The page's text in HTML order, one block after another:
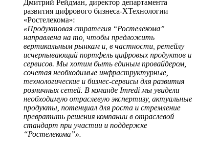
Дмитрий Рейдман, директор департамента
развития цифрового бизнеса-ХТехнологии
«Ростелекома»:
«Продуктовая стратегия “Ростелекома”
направлена на то, чтобы предложить
вертикальным рынкам и, в частности, ретейлу
исчерпывающий портфель цифровых продуктов и
сервисов. Мы хотим быть единым провайдером,
сочетая необходимые инфраструктурные,
технологические и бизнес-сервисы для развития
розничных сетей. В команде Imredi мы увидели
необходимую отраслевую экспертизу, актуальные
продукты, потенциал для роста и стремление
превратить решения компании в отраслевой
стандарт при участии и поддержке
“Ростелекома”».